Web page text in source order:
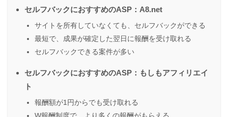
セルフバックにおすすめのASP：A8.net
サイトを所有していなくても、セルフバックができる
最短で、成果が確定した翌日に報酬を受け取れる
セルフバックできる案件が多い
セルフバックにおすすめのASP：もしもアフィリエイ
ト
報酬額が1円からでも受け取れる
W報酬制度で、より多くの報酬がもらえる